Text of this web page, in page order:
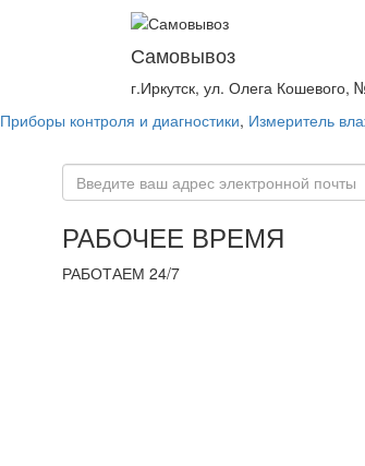
Самовывоз
г.Иркутск, ул. Олега
Приборы контроля и диагностики, Измеритель
РАБОЧЕЕ ВРЕМЯ
РАБОТАЕМ 24/7